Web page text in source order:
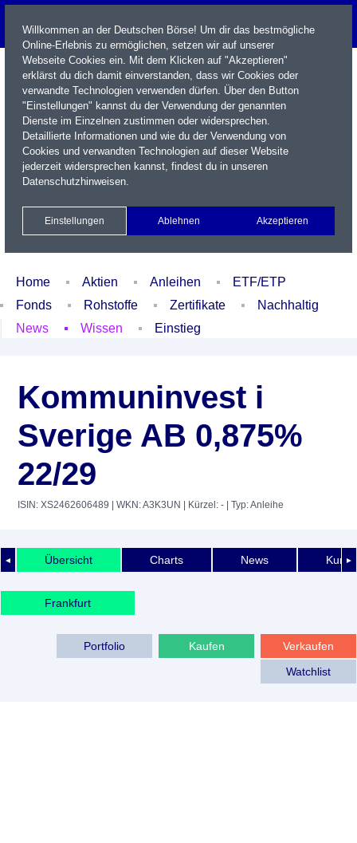
Name / WKN / ISIN / Kürzel
Xetra Realtime
Watchlist Portfolio Login
Home Aktien Anleihen
ETF/ETP
Fonds
Rohstoffe Zertifikate
Nachhaltig
News
Wissen Einstieg
Kommuninvest i
Sverige AB 0,875%
22/29
ISIN: XS2462606489 | WKN: A3K3UN | Kürzel: - | Typ: Anleihe
◄ ►
Übersicht Charts News
Frankfurt
Verkaufen
Kaufen
Portfolio
Watchlist
Willkommen an der Deutschen Börse! Um dir das bestmögliche
Online-Erlebnis zu ermöglichen, setzen wir auf unserer
Webseite Cookies ein. Mit dem Klicken auf "Akzeptieren"
erklärst du dich damit einverstanden, dass wir Cookies oder
verwandte Technologien verwenden dürfen. Über den Button
"Einstellungen" kannst du der Verwendung der genannten
Dienste im Einzelnen zustimmen oder widersprechen.
Detaillierte Informationen und wie du der Verwendung von
Cookies und verwandten Technologien auf dieser Website
jederzeit widersprechen kannst, findest du in unseren
Datenschutzhinweisen.
Einstellungen Ablehnen Akzeptieren